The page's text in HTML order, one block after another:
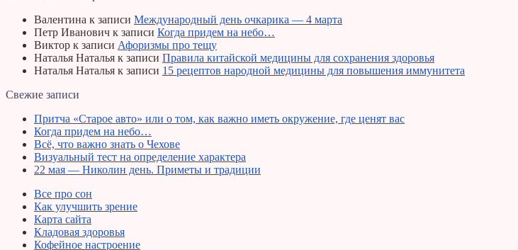
Валентина к записи Международный день очкарика — 4 марта
Петр Иванович к записи Когда придем на небо…
Виктор к записи Афоризмы про тещу
Наталья Наталья к записи Правила китайской медицины для сохранения здоровья
Наталья Наталья к записи 15 рецептов народной медицины для повышения иммунитета
Свежие записи
Притча «Старое авто» или о том, как важно иметь окружение, где ценят вас
Когда придем на небо…
Всё, что важно знать о Чехове
Визуальный тест на определение характера
22 мая — Николин день. Приметы и традиции
Все про сон
Как улучшить зрение
Карта сайта
Кладовая здоровья
Кофейное настроение